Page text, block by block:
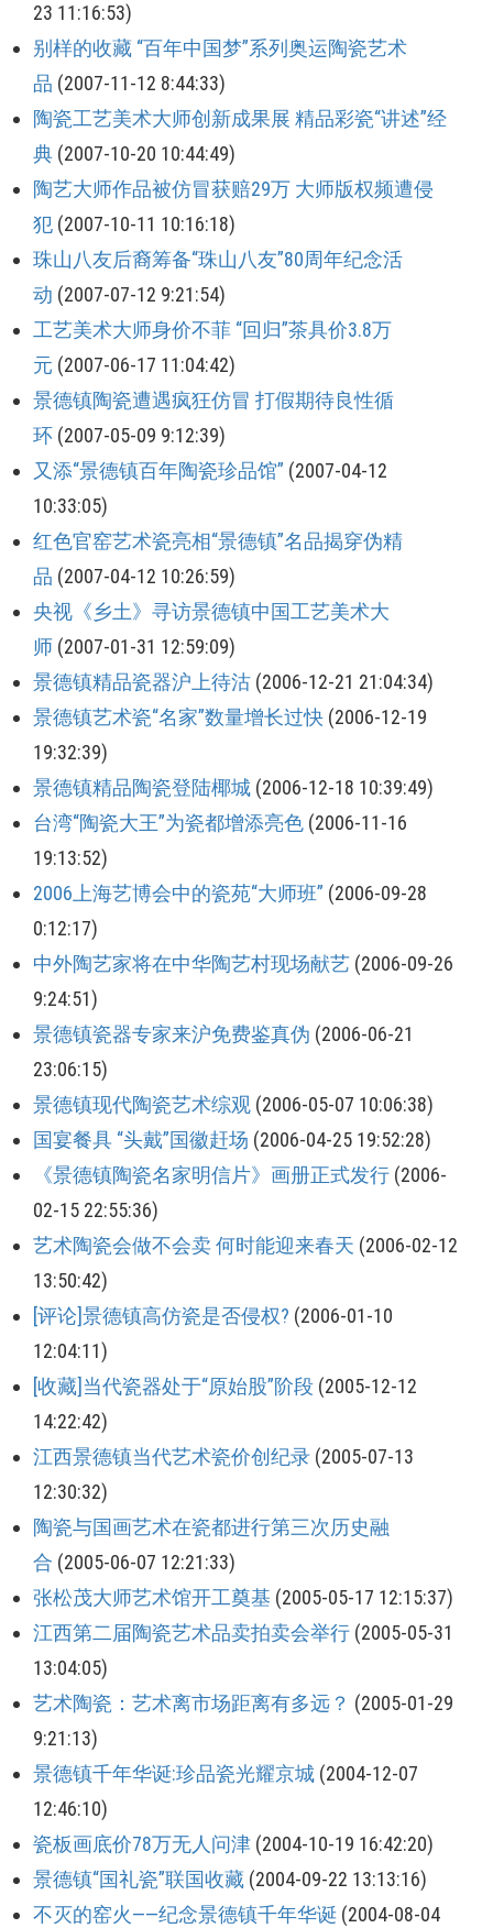
23 11:16:53)
别样的收藏 “百年中国梦”系列奥运陶瓷艺术
品 (2007-11-12 8:44:33)
陶瓷工艺美术大师创新成果展 精品彩瓷“讲述”经
典 (2007-10-20 10:44:49)
陶艺大师作品被仿冒获赔29万 大师版权频遭侵
犯 (2007-10-11 10:16:18)
珠山八友后裔筹备“珠山八友”80周年纪念活
动 (2007-07-12 9:21:54)
工艺美术大师身价不菲 “回归”茶具价3.8万
元 (2007-06-17 11:04:42)
景德镇陶瓷遭遇疯狂仿冒 打假期待良性循
环 (2007-05-09 9:12:39)
又添“景德镇百年陶瓷珍品馆” (2007-04-12
10:33:05)
红色官窑艺术瓷亮相“景德镇”名品揭穿伪精
品 (2007-04-12 10:26:59)
央视《乡土》寻访景德镇中国工艺美术大
师 (2007-01-31 12:59:09)
景德镇精品瓷器沪上待沽 (2006-12-21 21:04:34)
景德镇艺术瓷“名家”数量增长过快 (2006-12-19
19:32:39)
景德镇精品陶瓷登陆椰城 (2006-12-18 10:39:49)
台湾“陶瓷大王”为瓷都增添亮色 (2006-11-16
19:13:52)
2006上海艺博会中的瓷苑“大师班” (2006-09-28
0:12:17)
中外陶艺家将在中华陶艺村现场献艺 (2006-09-26
9:24:51)
景德镇瓷器专家来沪免费鉴真伪 (2006-06-21
23:06:15)
景德镇现代陶瓷艺术综观 (2006-05-07 10:06:38)
国宴餐具 “头戴”国徽赶场 (2006-04-25 19:52:28)
《景德镇陶瓷名家明信片》画册正式发行 (2006-
02-15 22:55:36)
艺术陶瓷会做不会卖 何时能迎来春天 (2006-02-12
13:50:42)
[评论]景德镇高仿瓷是否侵权? (2006-01-10
12:04:11)
[收藏]当代瓷器处于“原始股”阶段 (2005-12-12
14:22:42)
江西景德镇当代艺术瓷价创纪录 (2005-07-13
12:30:32)
陶瓷与国画艺术在瓷都进行第三次历史融
合 (2005-06-07 12:21:33)
张松茂大师艺术馆开工奠基 (2005-05-17 12:15:37)
江西第二届陶瓷艺术品卖拍卖会举行 (2005-05-31
13:04:05)
艺术陶瓷：艺术离市场距离有多远？ (2005-01-29
9:21:13)
景德镇千年华诞:珍品瓷光耀京城 (2004-12-07
12:46:10)
瓷板画底价78万无人问津 (2004-10-19 16:42:20)
景德镇“国礼瓷”联国收藏 (2004-09-22 13:13:16)
不灭的窑火——纪念景德镇千年华诞 (2004-08-04